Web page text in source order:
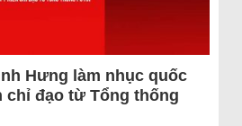
Hưng làm nhục quốc
chỉ đạo từ Tổng thống